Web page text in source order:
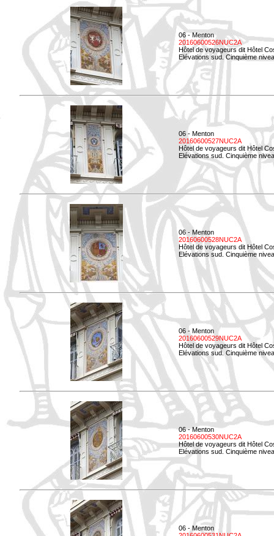
06 - Menton
20160600526NUC2A
Hôtel de voyageurs dit Hôtel
Elévations sud. Cinquième
06 - Menton
20160600527NUC2A
Hôtel de voyageurs dit Hôtel
Elévations sud. Cinquième
06 - Menton
20160600528NUC2A
Hôtel de voyageurs dit Hôtel
Elévations sud. Cinquième
06 - Menton
20160600529NUC2A
Hôtel de voyageurs dit Hôtel
Elévations sud. Cinquième
06 - Menton
20160600530NUC2A
Hôtel de voyageurs dit Hôtel
Elévations sud. Cinquième
06 - Menton